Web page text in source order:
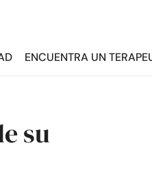
ENCUENTRA UN
su